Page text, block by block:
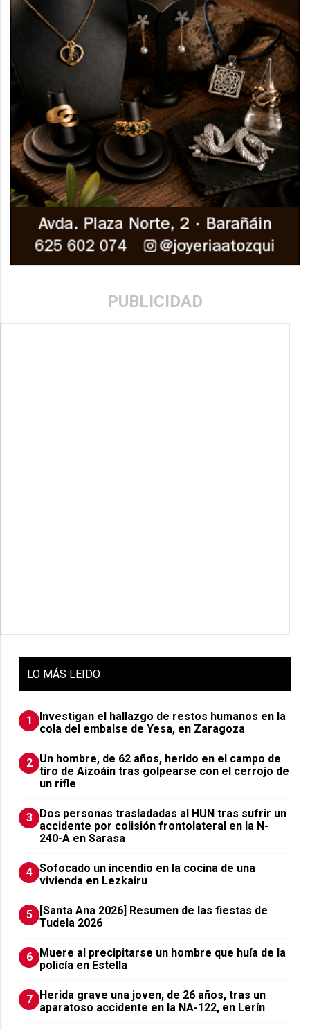
PUBLICIDAD
LO MÁS LEIDO
1
Investigan el hallazgo de restos humanos en la
cola del embalse de Yesa, en Zaragoza
2 Un hombre, de 62 años, herido en el campo de
tiro de Aizoáin tras golpearse con el cerrojo de
un rifle
3
​Dos personas trasladadas al HUN tras sufrir un
accidente por colisión frontolateral en la N-
240-A en Sarasa
4 Sofocado un incendio en la cocina de una
vivienda en Lezkairu
5
[Santa Ana 2026] Resumen de las fiestas de
Tudela 2026
6
Muere al precipitarse un hombre que huía de la
policía en Estella
7
Herida grave una joven, de 26 años, tras un
aparatoso accidente en la NA-122, en Lerín